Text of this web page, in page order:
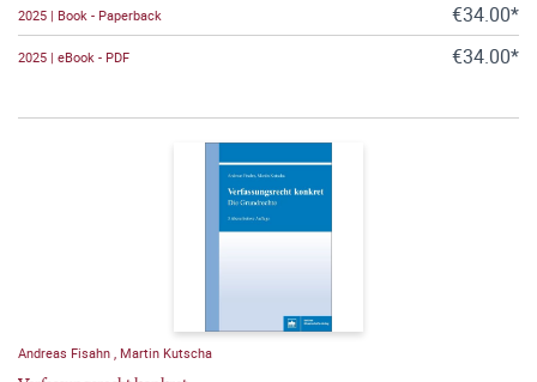
2025 | Book - Paperback €34.00*
2025 | eBook - PDF €34.00*
Andreas Fisahn , Martin Kutscha